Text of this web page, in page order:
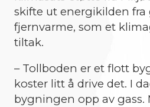
skifte ut energikilden fra
fjernvarme, som et
tiltak.
– Tollboden er et flott
koster litt å drive det. I
bygningen opp av gass.